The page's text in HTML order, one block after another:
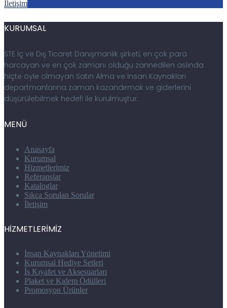
İletişim
KURUMSAL
STE İç ve Dış Ticaret Danışmanlık şirketi, en çok para
harcayan ve en çok zamanı olduğu zannedilen aslında
hiçte öyle olmayan Satın Alma ve İnsan Kaynakları
departmanlarına zaman kazandırmak ve giderlerini
düşürülebilmek hedefi ile kurulmuştur.
MENÜ
Anasayfa
Kurumsal
Hizmetlerimiz
Referanslar
Kataloglar
Sıkça Sorulan Sorular
İletişim
HİZMETLERİMİZ
İnsan Kaynakları Yönetimi
Kurumsal Hediye Setleri
İş Kıyafet ve Aksesuarları
Plaket ve Kıdem Ödülleri
Promosyon Ürünler